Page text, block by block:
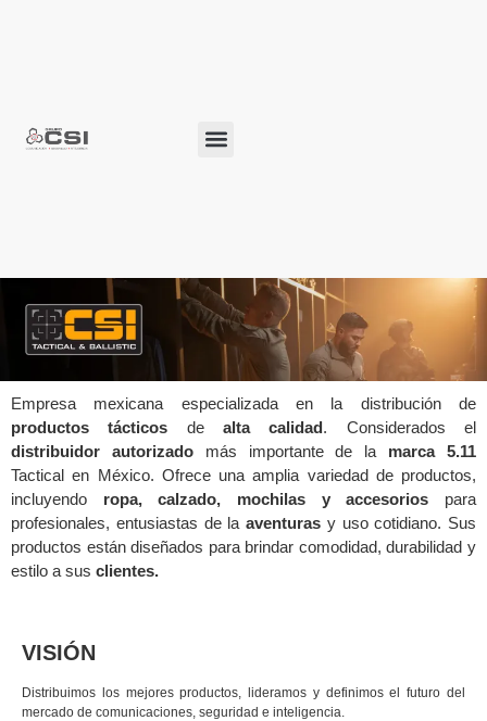
Empresa mexicana especializada en la distribución de
productos tácticos dealta calidad. Considerados el
distribuidor autorizadomás importante de la marca 5.11
Tactical en México. Ofrece una amplia variedad de productos,
incluyendo ropa, calzado, mochilas y accesorios para
profesionales, entusiastas de la aventuras y uso cotidiano. Sus
productos están diseñados para brindar comodidad, durabilidad y
estilo a sus clientes.
VISIÓN
Distribuimos los mejores productos, lideramos y definimos el futuro del
mercado de comunicaciones, seguridad e inteligencia.